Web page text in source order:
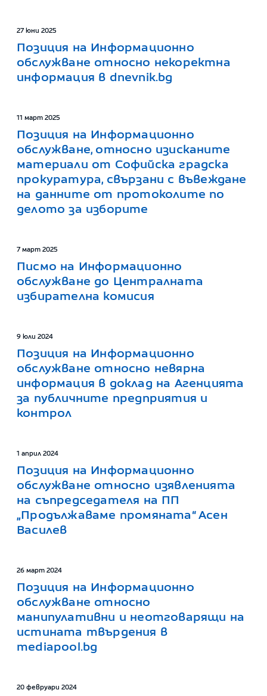
27 юни 2025
Позиция на Информационно
обслужване относно некоректна
информация в dnevnik.bg
11 март 2025
Позиция на Информационно
обслужване, относно изисканите
материали от Софийска градска
прокуратура, свързани с въвеждане
на данните от протоколите по
делото за изборите
7 март 2025
Писмо на Информационно
обслужване до Централната
избирателна комисия
9 юли 2024
Позиция на Информационно
обслужване относно невярна
информация в доклад на Агенцията
за публичните предприятия и
контрол
1 април 2024
Позиция на Информационно
обслужване относно изявленията
на съпредседателя на ПП
„Продължаваме промяната“ Асен
Василев
26 март 2024
Позиция на Информационно
обслужване относно
манипулативни и неотговарящи на
истината твърдения в
mediapool.bg
20 февруари 2024